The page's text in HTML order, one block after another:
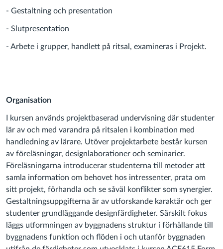
- Gestaltning och presentation
- Slutpresentation
- Arbete i grupper, handlett på ritsal, examineras i Projekt.
Organisation
I kursen används projektbaserad undervisning där studenter
lär av och med varandra på ritsalen i kombination med
handledning av lärare. Utöver projektarbete består kursen
av föreläsningar, designlaborationer och seminarier.
Föreläsningarna introducerar studenterna till metoder att
samla information om behovet hos intressenter, prata om
sitt projekt, förhandla och se såväl konflikter som synergier.
Gestaltningsuppgifterna är av utforskande karaktär och ger
studenter grundläggande designfärdigheter. Särskilt fokus
läggs utformningen av byggnadens struktur i förhållande till
byggnadens funktion och flöden i och utanför byggnaden